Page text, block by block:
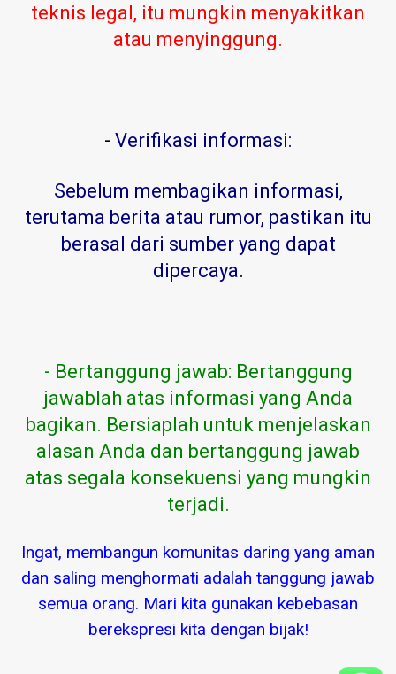
teknis legal, itu mungkin menyakitkan
atau menyinggung.
- Verifikasi informasi:
Sebelum membagikan informasi,
terutama berita atau rumor, pastikan itu
berasal dari sumber yang dapat
dipercaya.
- Bertanggung jawab: Bertanggung
jawablah atas informasi yang Anda
bagikan. Bersiaplah untuk menjelaskan
alasan Anda dan bertanggung jawab
atas segala konsekuensi yang mungkin
terjadi.
Ingat, membangun komunitas daring yang aman
dan saling menghormati adalah tanggung jawab
semua orang. Mari kita gunakan kebebasan
berekspresi kita dengan bijak!